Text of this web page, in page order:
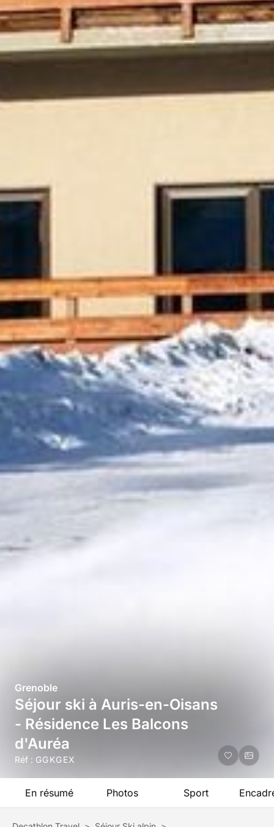
Grenoble
Séjour ski à Auris-en-Oisans
- Résidence Les Balcons
d'Auréa
Réf : GGKGEX
En résumé Photos Sport